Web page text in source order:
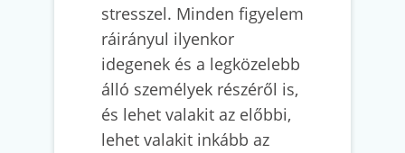
stresszel. Minden figyelem
ráirányul ilyenkor
idegenek és a legközelebb
álló személyek részéről is,
és lehet valakit az előbbi,
lehet valakit inkább az